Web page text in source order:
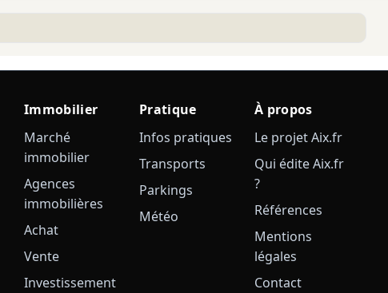
Immobilier
Marché
immobilier
Agences
immobilières
Achat
Vente
Investissement
Pratique
Infos pratiques
Transports
Parkings
Météo
À propos
Le projet Aix.fr
Qui édite Aix.fr
?
Références
Mentions
légales
Contact